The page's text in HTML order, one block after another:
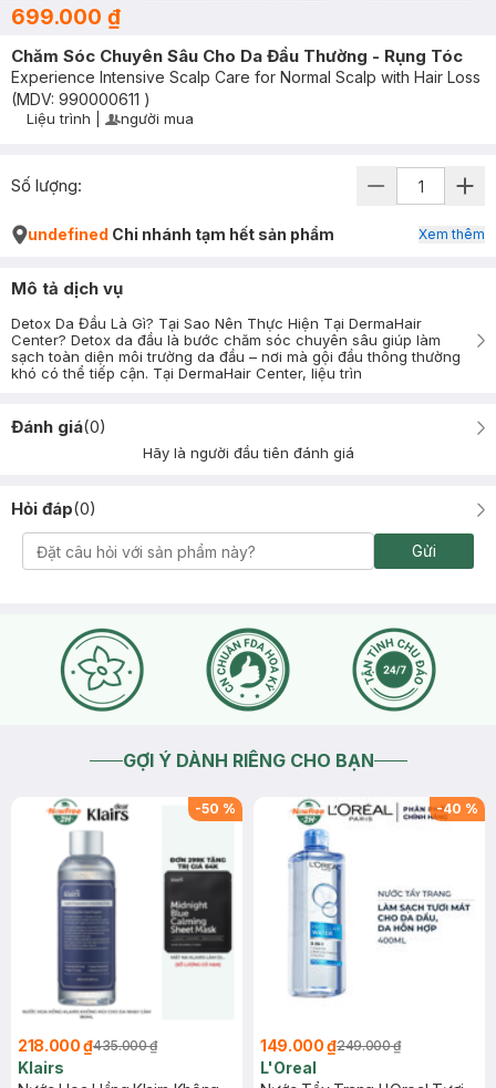
699.000 ₫
Chăm Sóc Chuyên Sâu Cho Da Đầu Thường - Rụng Tóc
Experience Intensive Scalp Care for Normal Scalp with Hair Loss
(MDV: 990000611 )
Timer Gray Icon
Liệu trình User Product Icon
người mua
Số lượng:
undefined Chi nhánh tạm hết sản phẩm Xem thêm
Mô tả dịch vụ
Detox Da Đầu Là Gì? Tại Sao Nên Thực Hiện Tại DermaHair
Center? Detox da đầu là bước chăm sóc chuyên sâu giúp làm
sạch toàn diện môi trường da đầu – nơi mà gội đầu thông thường
khó có thể tiếp cận. Tại DermaHair Center, liệu trìn
Đánh giá(0)
Hãy là người đầu tiên đánh giá
Hỏi đáp(0)
Gửi
GỢI Ý DÀNH RIÊNG CHO BẠN
-50 %
218.000 ₫435.000 ₫
Klairs
-40 %
149.000 ₫249.000 ₫
L'Oreal